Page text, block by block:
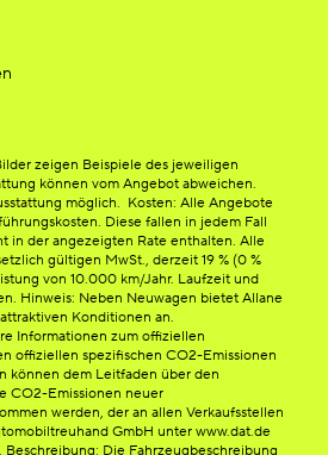
zeigen Beispiele des jeweiligen
können vom Angebot abweichen.
möglich. Kosten: Alle Angebote
Diese fallen in jedem Fall
in der angezeigten Rate enthalten. Alle
gültigen MwSt., derzeit 19 % (0 %
von 10.000 km/Jahr. Laufzeit und
Hinweis: Neben Neuwagen bietet Allane
Konditionen an.
Informationen zum offiziellen
offiziellen spezifischen CO2-Emissionen
können dem Leitfaden über den
CO2-Emissionen neuer
werden, der an allen Verkaufsstellen
GmbH unter www.dat.de
Die Fahrzeugbeschreibung